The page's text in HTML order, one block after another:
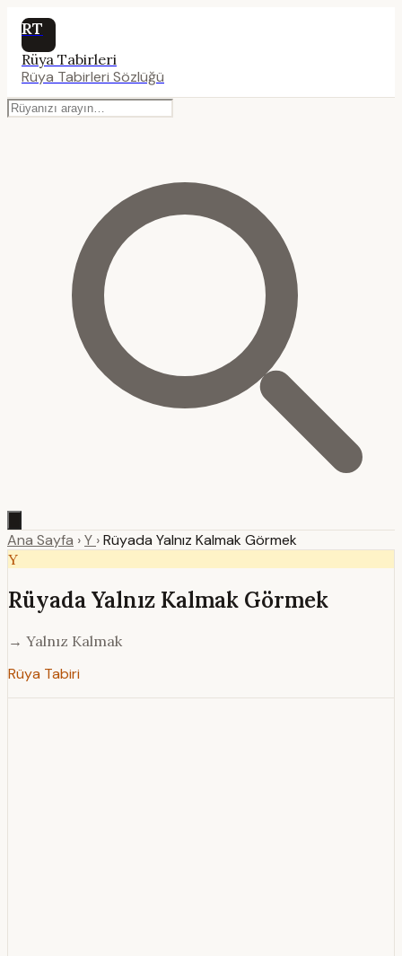
RT
Rüya Tabirleri
Rüya Tabirleri Sözlüğü
Ana Sayfa ›Y ›Rüyada Yalnız Kalmak Görmek
Y
Rüyada Yalnız Kalmak Görmek
→ Yalnız Kalmak
Rüya Tabiri